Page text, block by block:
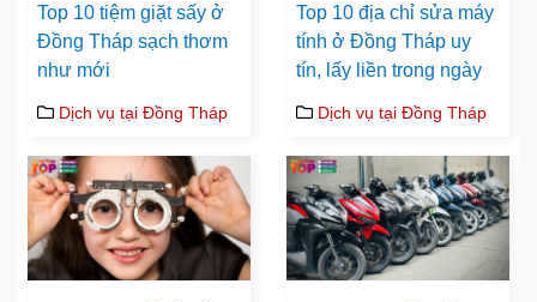
Top 10 tiệm giặt sấy ở
Đồng Tháp sạch thơm
như mới
Dịch vụ tại Đồng Tháp
Top 10 địa chỉ sửa máy
tính ở Đồng Tháp uy
tín, lấy liền trong ngày
Dịch vụ tại Đồng Tháp